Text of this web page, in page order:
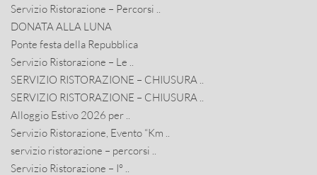
Servizio Ristorazione – Percorsi ..
DONATA ALLA LUNA
Ponte festa della Repubblica
Servizio Ristorazione – Le ..
SERVIZIO RISTORAZIONE – CHIUSURA ..
SERVIZIO RISTORAZIONE – CHIUSURA ..
Alloggio Estivo 2026 per ..
Servizio Ristorazione, Evento “Km ..
servizio ristorazione – percorsi ..
Servizio Ristorazione – I° ..